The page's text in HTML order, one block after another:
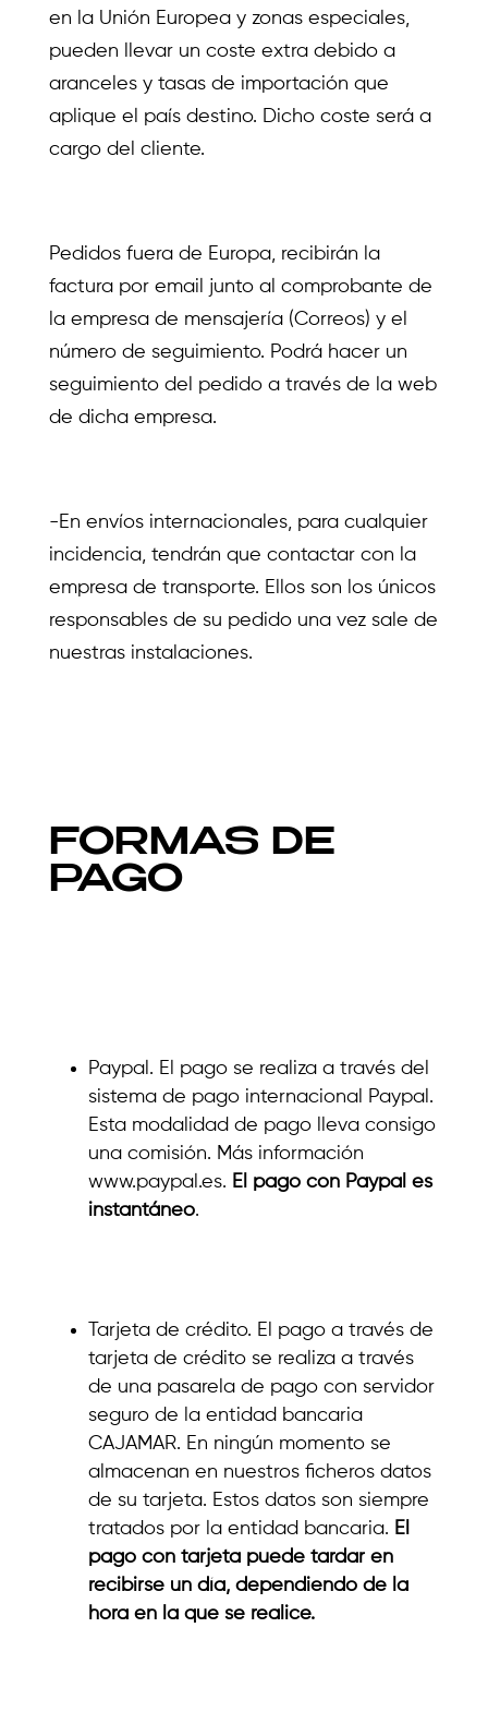
en la Unión Europea y zonas especiales,
pueden llevar un coste extra debido a
aranceles y tasas de importación que
aplique el país destino. Dicho coste será a
cargo del cliente.
Pedidos fuera de Europa, recibirán la
factura por email junto al comprobante de
la empresa de mensajería (Correos) y el
número de seguimiento. Podrá hacer un
seguimiento del pedido a través de la web
de dicha empresa.
-En envíos internacionales, para cualquier
incidencia, tendrán que contactar con la
empresa de transporte. Ellos son los únicos
responsables de su pedido una vez sale de
nuestras instalaciones.
FORMAS DE
PAGO
Paypal. El pago se realiza a través del
sistema de pago internacional Paypal.
Esta modalidad de pago lleva consigo
una comisión. Más información
www.paypal.es. El pago con Paypal es
instantáneo.
Tarjeta de crédito. El pago a través de
tarjeta de crédito se realiza a través
de una pasarela de pago con servidor
seguro de la entidad bancaria
CAJAMAR. En ningún momento se
almacenan en nuestros ficheros datos
de su tarjeta. Estos datos son siempre
tratados por la entidad bancaria. El
pago con tarjeta puede tardar en
recibirse un día, dependiendo de la
hora en la que se realice.